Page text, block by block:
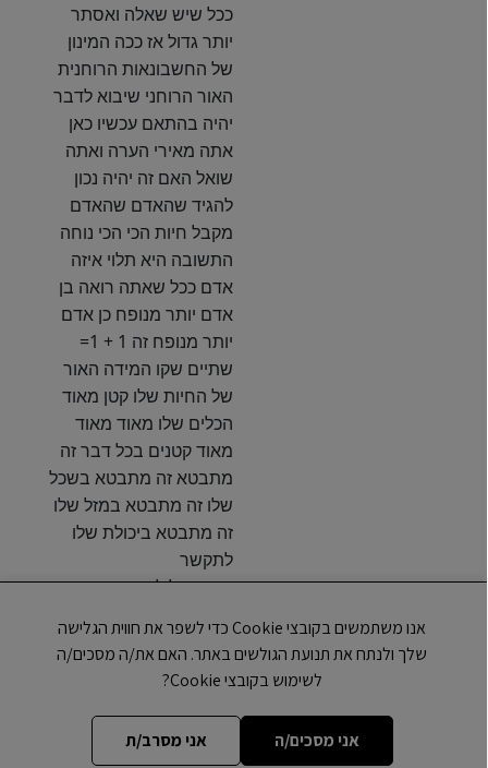
ככל שיש שאלה ואסתר
יותר גדול אז ככה המינון
של החשבונאות הרוחנית
האור הרוחני שיבוא לדבר
יהיה בהתאם עכשיו כאן
אתה מאירי הערה ואתה
שואל האם זה יהיה נכון
להגיד שהאדם שהאדם
מקבל חיות הכי הכי נוחה
התשובה היא תלוי איזה
אדם ככל שאתה רואה בן
אדם יותר מנופח כן אדם
יותר מנופח זה 1 + 1=
שתיים שקו המידה האור
של החיות שלו קטן מאוד
הכלים שלו מאוד מאוד
מאוד קטנים בכל דבר זה
מתבטא זה מתבטא בשכל
שלו זה מתבטא במזל שלו
זה מתבטא ביכולת שלו
לתקשר
אתה יכול לראות בן אדם
ובבעיות הכי קטנות הוא לא
מצליח להסתדר אתה
מתברר שמרוב אגו אני לא
יודע אם אתה נתקלת
אנו משתמשים בקובצי Cookie כדי לשפר את חווית הגלישה
שלך ולנתח את תנועת הגולשים באתר. האם את/ה מסכים/ה
לשימוש בקובצי Cookie?
אני מסכים/ה אני מסרב/ת